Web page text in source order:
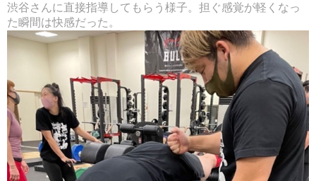
渋谷さんに直接指導してもらう様子。担ぐ感覚が軽くなっ
た瞬間は快感だった。